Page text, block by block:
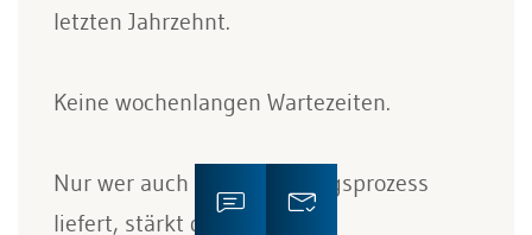
letzten Jahrzehnt.
Keine wochenlangen Wartezeiten.
Nur wer auch im Bewerbungsprozess
liefert, stärkt die eigene